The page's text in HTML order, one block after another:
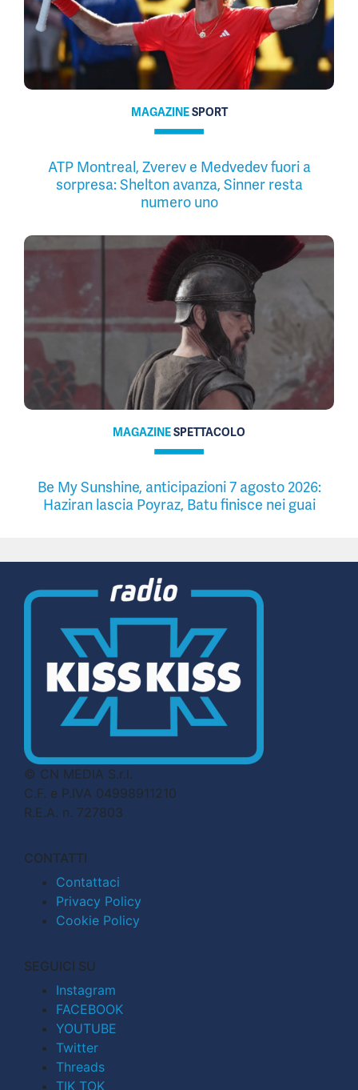
MAGAZINESPORT
ATP Montreal, Zverev e Medvedev fuori a
sorpresa: Shelton avanza, Sinner resta
numero uno
MAGAZINESPETTACOLO
Be My Sunshine, anticipazioni 7 agosto 2026:
Haziran lascia Poyraz, Batu finisce nei guai
© CN MEDIA S.r.l.
C.F. e P.IVA 04998911210
R.E.A. n. 727803
CONTATTI
Contattaci
Privacy Policy
Cookie Policy
SEGUICI SU
Instagram
FACEBOOK
YOUTUBE
Twitter
Threads
TIK TOK